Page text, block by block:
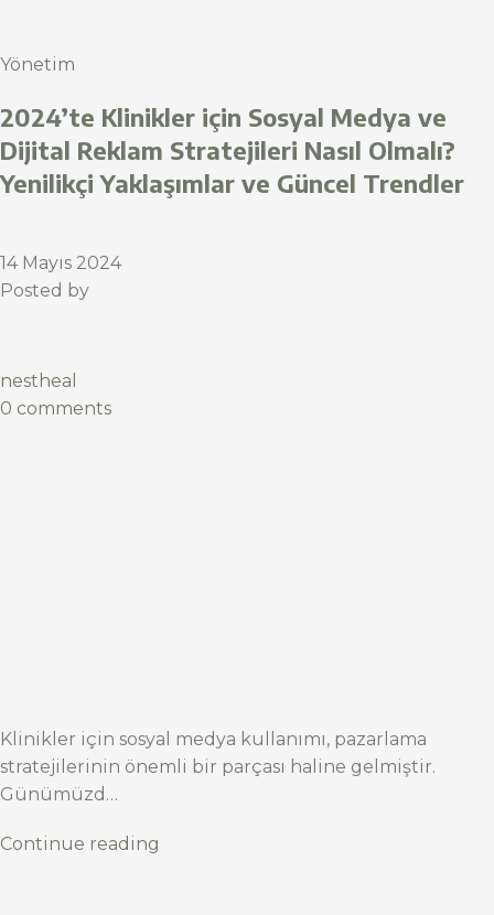
Yönetim
2024’te Klinikler için Sosyal Medya ve
Dijital Reklam Stratejileri Nasıl Olmalı?
Yenilikçi Yaklaşımlar ve Güncel Trendler
14 Mayıs 2024
Posted by
nestheal
0 comments
Klinikler için sosyal medya kullanımı, pazarlama
stratejilerinin önemli bir parçası haline gelmiştir.
Günümüzd…
Continue reading